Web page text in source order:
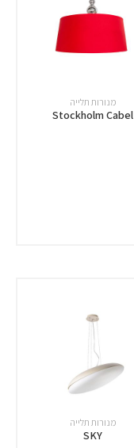
מנורות תלייה
Stockholm Cabel
מנורות תלייה
SKY